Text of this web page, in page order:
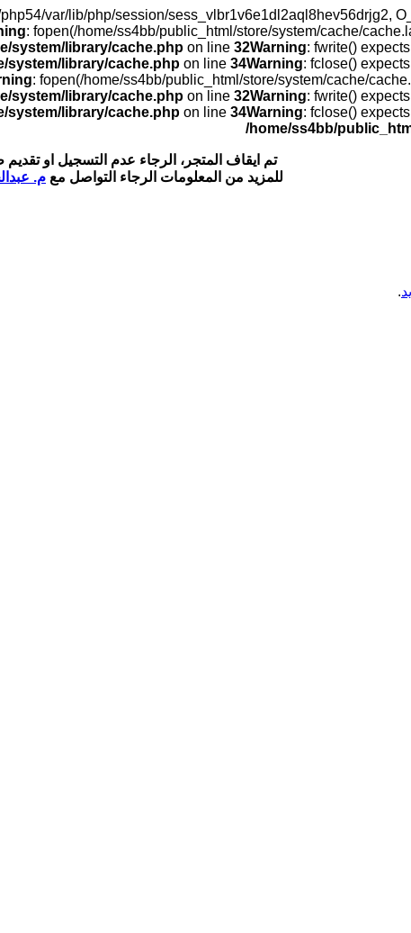
var/lib/php/session/sess_vlbr1v6e1dl2aql8hev56drjg2,
: fopen(/home/ss4bb/public_html/store/system/cache/
system/library/cache.php on line 32Warning: fwrite()
system/library/cache.php on line 34Warning: fclose()
: fopen(/home/ss4bb/public_html/store/system/cache/
system/library/cache.php on line 32Warning: fwrite()
system/library/cache.php on line 34Warning: fclose()
/home/ss4bb/
تم ايقاف المتجر، الرجاء عدم التسجيل او
للمزيد من المعلومات الرجاء التواصل مع م.
.